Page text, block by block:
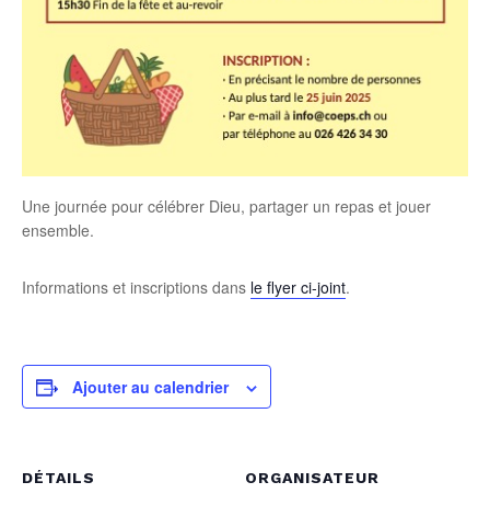
Une journée pour célébrer Dieu, partager un repas et jouer
ensemble.
Informations et inscriptions dans le flyer ci-joint.
Ajouter au calendrier
DÉTAILS ORGANISATEUR